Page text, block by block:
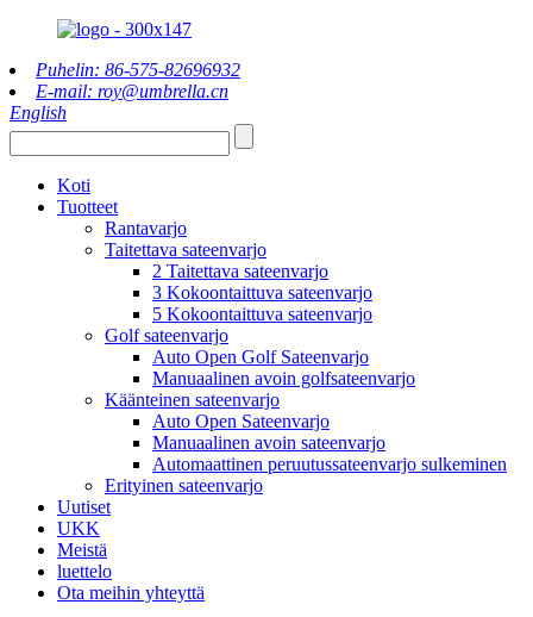
Puhelin: 86-575-82696932
E-mail: roy@umbrella.cn
English
Koti
Tuotteet
Rantavarjo
Taitettava sateenvarjo
2 Taitettava sateenvarjo
3 Kokoontaittuva sateenvarjo
5 Kokoontaittuva sateenvarjo
Golf sateenvarjo
Auto Open Golf Sateenvarjo
Manuaalinen avoin golfsateenvarjo
Käänteinen sateenvarjo
Auto Open Sateenvarjo
Manuaalinen avoin sateenvarjo
Automaattinen peruutussateenvarjo sulkeminen
Erityinen sateenvarjo
Uutiset
UKK
Meistä
luettelo
Ota meihin yhteyttä